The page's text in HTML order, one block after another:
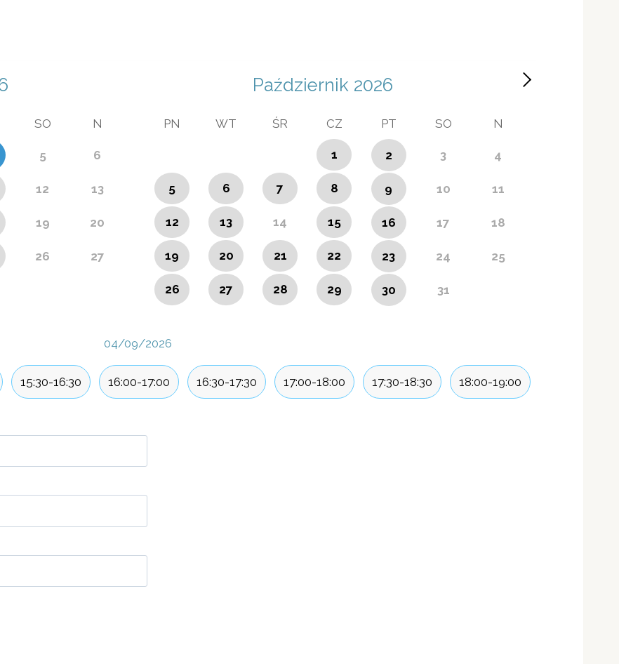
SO N
5 6
12 13
19 20
26 27
Październik 2026
PN WT ŚR CZ PT SO N
1 2 3 4
5 6 7 8 9 10 11
12 13 14 15 16 17 18
19 20 21 22 23 24 25
26 27 28 29 30 31
04/09/2026
15:30-16:30 16:00-17:00 16:30-17:30 17:00-18:00 17:30-18:30 18:00-19:00